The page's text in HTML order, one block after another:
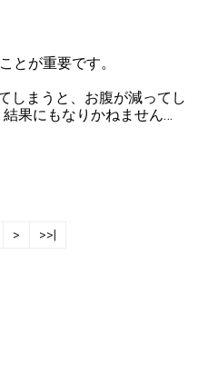
とが重要です。
しまうと、お腹が減ってし
果にもなりかねません…
> >>|